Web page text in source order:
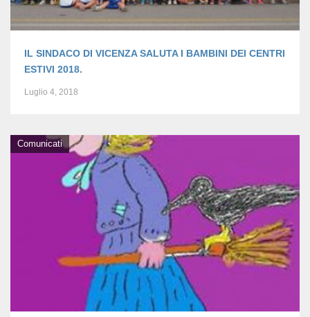
IL SINDACO DI VICENZA SALUTA I BAMBINI DEI CENTRI
ESTIVI 2018.
Luglio 4, 2018
Comunicati